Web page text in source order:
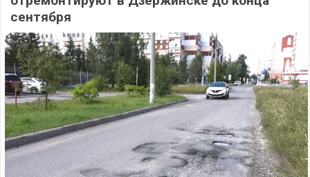
сентября